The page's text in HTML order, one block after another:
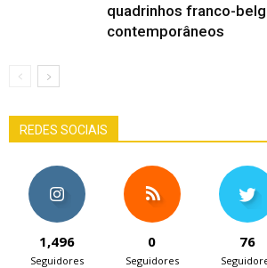
quadrinhos franco-
contemporâneos
REDES SOCIAIS
1,496
Seguidores
0
Seguidores
76